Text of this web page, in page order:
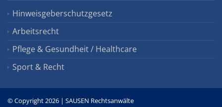
Hinweisgeberschutzgesetz
Arbeitsrecht
Pflege & Gesundheit / Healthcare
Sport & Recht
© Copyright 2026 | SAUSEN Rechtsanwälte